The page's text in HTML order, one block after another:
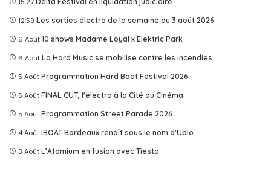
12:59 Les sorties électro de la semaine du 3 août 2026
6 Août 10 shows Madame Loyal x Elektric Park
6 Août La Hard Music se mobilise contre les incendies
5 Août Programmation Hard Boat Festival 2026
5 Août FINAL CUT, l'électro à la Cité du Cinéma
5 Août Programmation Street Parade 2026
4 Août IBOAT Bordeaux renaît sous le nom d'Ublo
3 Août L’Atomium en fusion avec Tîesto